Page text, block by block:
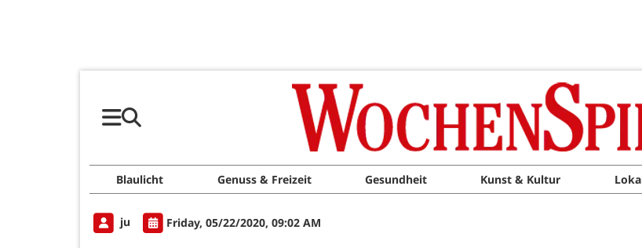
Blaulicht Genuss & Freizeit Gesundheit Kunst & Kultur
ju Friday, 05/22/2020, 09:02 AM